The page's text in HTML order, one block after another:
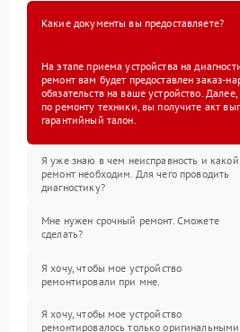
Какие документы вы предоставляете?
На этапе приема устройства на
ремонт вам будет предоставлен заказ-
обязательств на ваше устройство.
по ремонту техники, вы получите акт
гарантийный талон.
Я уже знаю в чем неисправность и какой
ремонт необходим. Для чего проводить
диагностику?
Мне нужен срочный ремонт. Сможете
сделать?
Я хочу, чтобы мое устройство
ремонтировали при мне.
Я хочу, чтобы мое устройство
ремонтировалось только оригинальными